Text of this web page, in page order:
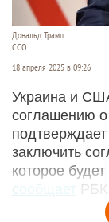
Дональд Трамп.
CCO.
18 апреля 2025 в 09:26
Украина и
соглашению
заключить
которое
сообщает
РБК.